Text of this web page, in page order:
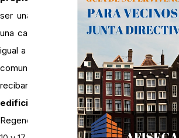
ser una carga desproporcionada, según
una carga desproporcionada? Pues se ha
igual a la suma de 12 mensualidades
comunidad, descontando las
reciban según la comunidad autónoma
edificio
; según regula la Ley 8/2013
Regeneración y Renovación Urbanas, que